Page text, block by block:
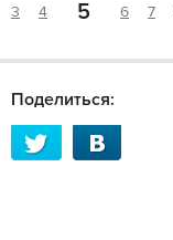
3 4 5 6 7
Поделиться: